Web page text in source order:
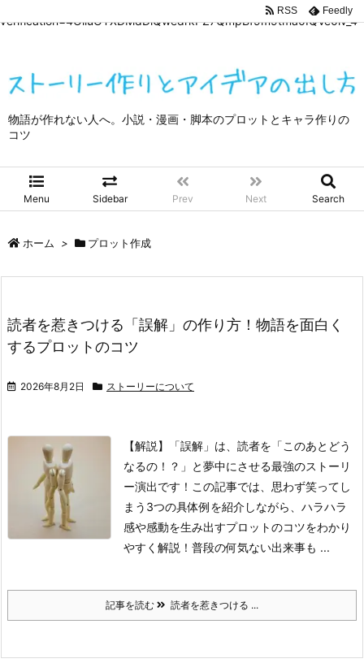
verification=4OliuOTXDMdDiQwedrkPZ7QmpBf9m9tma0IQVe0lv_4
物語が作れない人へ。小説・漫画・脚本のプロットとキャラ作りの
コツ
Menu Sidebar Prev Next Search
RSS Feedly
ホーム > プロット作成
読者を惹きつける「誤解」の作り方！物語を面白く
するプロットのコツ
2026年8月2日 ストーリーについて
【解説】「誤解」は、読者を「このあとどう
なるの！？」と夢中にさせる最強のストーリ
ー演出です！この記事では、思わず笑ってし
まう3つの具体例を紹介しながら、ハラハラ
感や感動を生み出すプロットのコツをわかり
やすく解説！普段の何気ない出来事も ...
記事を読む 読者を惹きつける ...